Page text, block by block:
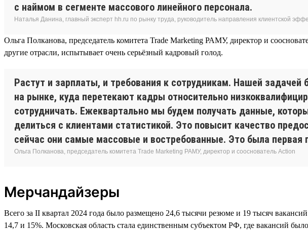
с наймом в сегменте массового линейного персонала.
Наталья Данина, главный эксперт hh.ru по рынку труда, руководитель направления клиентской
Ольга Полканова, председатель комитета Trade Marketing РАМУ, директор и
другие отрасли, испытывает очень серьёзный кадровый голод.
Растут и зарплаты, и требования к сотрудникам. Нашей
на рынке, куда перетекают кадры относительно
сотрудничать. Ежеквартально мы будем получать данные,
делиться с клиентами статистикой. Это повысит качество
сейчас они самые массовые и востребованные. Это была
Ольга Полканова, председатель комитета Trade Marketing РАМУ, директор и сооснователь Action
Мерчандайзеры
Всего за II квартал 2024 года было размещено 24,6 тысячи резюме и 19 тысяч
14,7 и 15%. Московская область стала единственным субъектом РФ, где вакансий